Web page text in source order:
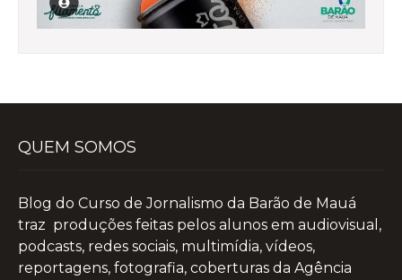
QUEM SOMOS
Blog do Curso de Jornalismo da Barão de Mauá
traz produções feitas pelos alunos em audiovisual,
podcasts, redes sociais, multimídia, vídeos,
reportagens, fotografia, coberturas da Agência